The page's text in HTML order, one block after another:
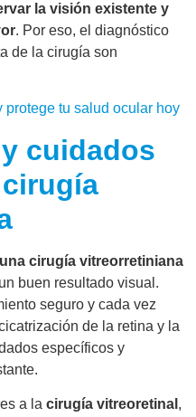
la visión existente y
. Por eso, el diagnóstico
de la cirugía son
protege tu salud ocular hoy
cuidados
cirugía vitreorretiniana
buen resultado visual.
seguro y cada vez
de la retina y la
específicos y
a la cirugía vitreoretinal ,